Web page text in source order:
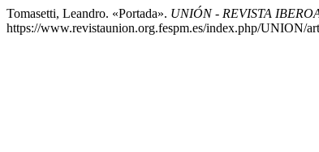
Tomasetti, Leandro. «Portada». UNIÓN - REVISTA
https://www.revistaunion.org.fespm.es/index.php/UNION/